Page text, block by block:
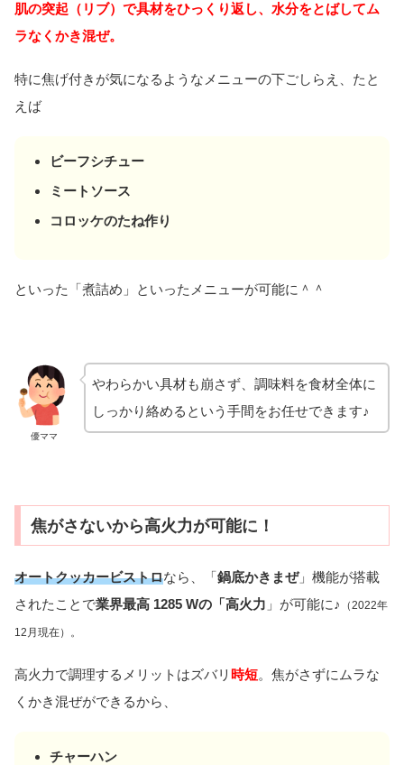
肌の突起（リブ）で具材をひっくり返し、水分をとばしてム
ラなくかき混ぜ。
特に焦げ付きが気になるようなメニューの下ごしらえ、たと
えば
ビーフシチュー
ミートソース
コロッケのたね作り
といった「煮詰め」といったメニューが可能に＾＾
優ママ
やわらかい具材も崩さず、調味料を食材全体に
しっかり絡めるという手間をお任せできます♪
焦がさないから高火力が可能に！
オートクッカービストロなら、「鍋底かきまぜ」機能が搭載
されたことで業界最高 1285 Wの「高火力 」が可能に♪ （2022年
12月現在）。
高火力で調理するメリットはズバリ 時短。焦がさずにムラな
くかき混ぜができるから、
チャーハン